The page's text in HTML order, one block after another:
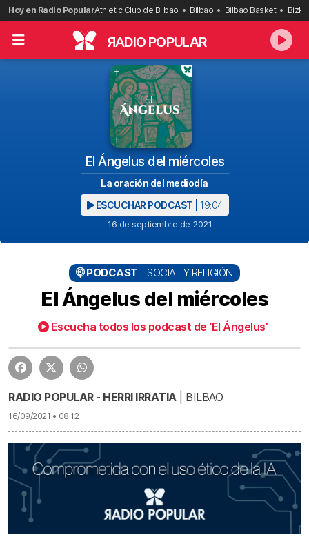
Saltar
al
contenido
Hoy en Radio PopularAthletic Club de Bilbao Bilbao Bilbao Basket
RADIO POPULAR
El Ángelus del miércoles
La oración del mediodía
ESCUCHAR PODCAST | 19:04
16 de septiembre de 2021
PODCAST SOCIAL Y RELIGIÓN
El Ángelus del miércoles
Escucha todos los podcast de ‘El Ángelus’
19:04 El Ángelus del miércoles | El Ángelus del miércoles
RADIO POPULAR - HERRI IRRATIA| BILBAO
16/09/2021 • 08:12